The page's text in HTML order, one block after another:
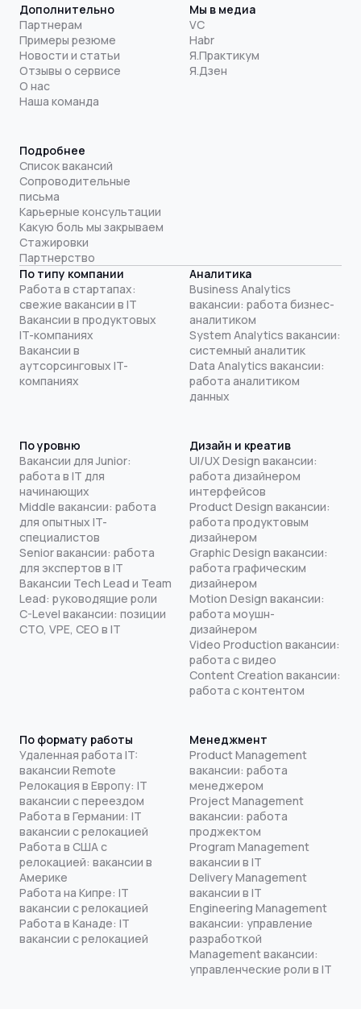
Дополнительно
Партнерам
Примеры резюме
Новости и статьи
Отзывы о сервисе
О нас
Наша команда
Мы в медиа
VC
Habr
Я.Практикум
Я.Дзен
Подробнее
Список вакансий
Сопроводительные
письма
Карьерные консультации
Какую боль мы закрываем
Стажировки
Партнерство
По типу компании
Работа в стартапах:
свежие вакансии в IT
Вакансии в продуктовых
IT-компаниях
Вакансии в
аутсорсинговых IT-
компаниях
Аналитика
Business Analytics
вакансии: работа бизнес-
аналитиком
System Analytics вакансии:
системный аналитик
Data Analytics вакансии:
работа аналитиком
данных
По уровню
Вакансии для Junior:
работа в IT для
начинающих
Middle вакансии: работа
для опытных IT-
специалистов
Senior вакансии: работа
для экспертов в IT
Вакансии Tech Lead и Team
Lead: руководящие роли
C-Level вакансии: позиции
CTO, VPE, CEO в IT
Дизайн и креатив
UI/UX Design вакансии:
работа дизайнером
интерфейсов
Product Design вакансии:
работа продуктовым
дизайнером
Graphic Design вакансии:
работа графическим
дизайнером
Motion Design вакансии:
работа моушн-
дизайнером
Video Production вакансии:
работа с видео
Content Creation вакансии:
работа с контентом
По формату работы
Удаленная работа IT:
вакансии Remote
Релокация в Европу: IT
вакансии с переездом
Работа в Германии: IT
вакансии с релокацией
Работа в США с
релокацией: вакансии в
Америке
Работа на Кипре: IT
вакансии с релокацией
Работа в Канаде: IT
вакансии с релокацией
Менеджмент
Product Management
вакансии: работа
менеджером
Project Management
вакансии: работа
проджектом
Program Management
вакансии в IT
Delivery Management
вакансии в IT
Engineering Management
вакансии: управление
разработкой
Management вакансии:
управленческие роли в IT